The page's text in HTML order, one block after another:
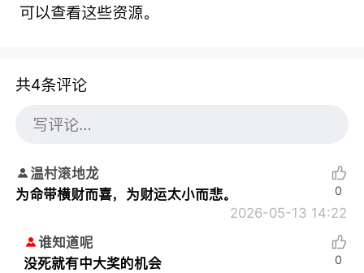
可以查看这些资源。
共4条评论
温村滚地龙
为命带横财而喜，为财运太小而悲。
2026-05-13 14:22
0
谁知道呢
没死就有中大奖的机会
0